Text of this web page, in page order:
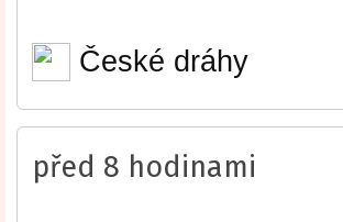
České dráhy
před 8 hodinami